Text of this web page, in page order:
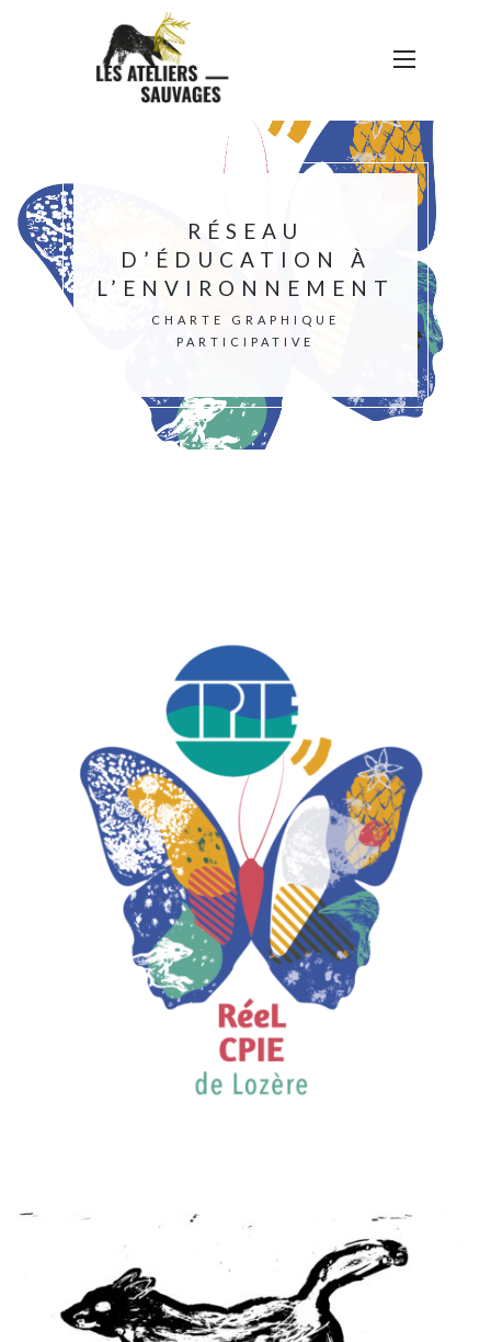
RÉSEAU
D’ÉDUCATION À
L’ENVIRONNEMENT
CHARTE GRAPHIQUE
PARTICIPATIVE